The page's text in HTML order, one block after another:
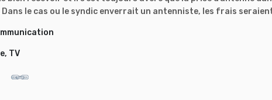
le cas ou le syndic enverrait un antenniste, les frais
TV